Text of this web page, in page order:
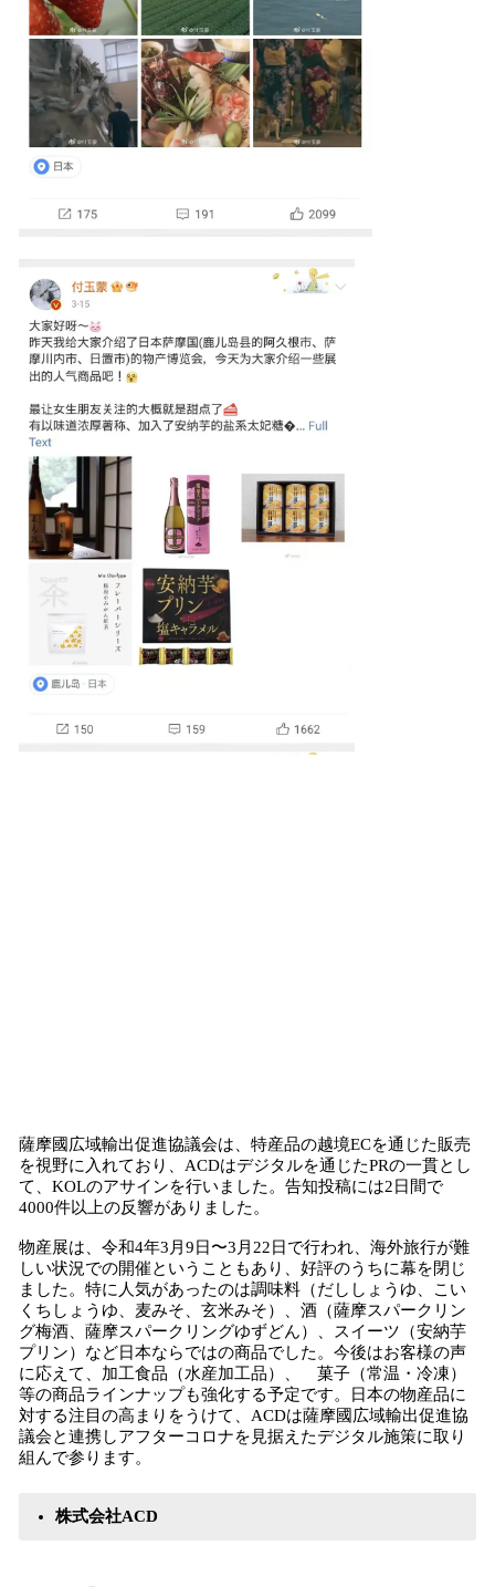
薩摩國広域輸出促進協議会は、特産品の越境ECを通じた販売
を視野に入れており、ACDはデジタルを通じたPRの一貫とし
て、KOLのアサインを行いました。告知投稿には2日間で
4000件以上の反響がありました。
物産展は、令和4年3月9日〜3月22日で行われ、海外旅行が難
しい状況での開催ということもあり、好評のうちに幕を閉じ
ました。特に人気があったのは調味料（だししょうゆ、こい
くちしょうゆ、麦みそ、玄米みそ）、酒（薩摩スパークリン
グ梅酒、薩摩スパークリングゆずどん）、スイーツ（安納芋
プリン）など日本ならではの商品でした。今後はお客様の声
に応えて、加工食品（水産加工品）、 菓子（常温・冷凍）
等の商品ラインナップも強化する予定です。日本の物産品に
対する注目の高まりをうけて、ACDは薩摩國広域輸出促進協
議会と連携しアフターコロナを見据えたデジタル施策に取り
組んで参ります。
株式会社ACD